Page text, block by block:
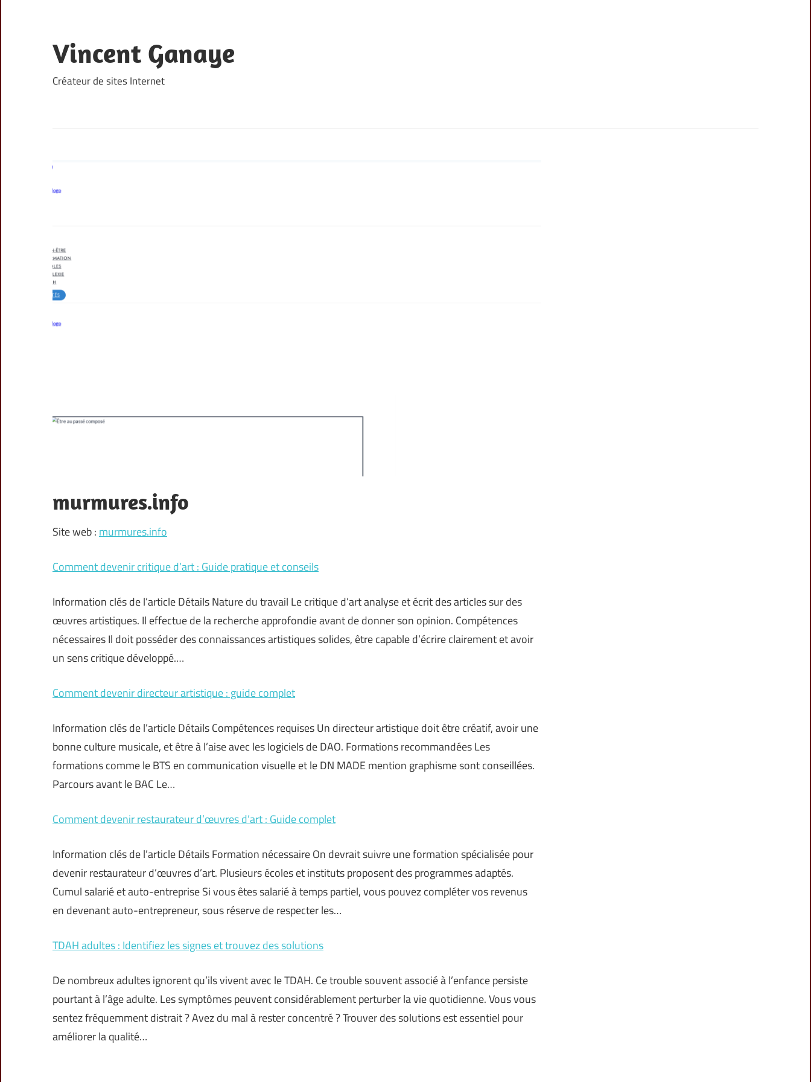
content
Vincent Ganaye
Créateur de sites Internet
murmures.info
Site web : murmures.info
Comment devenir critique d’art : Guide pratique et conseils
Information clés de l’article Détails Nature du travail Le critique d’art analyse et écrit des articles sur des
œuvres artistiques. Il effectue de la recherche approfondie avant de donner son opinion. Compétences
nécessaires Il doit posséder des connaissances artistiques solides, être capable d’écrire clairement et avoir
un sens critique développé.…
Comment devenir directeur artistique : guide complet
Information clés de l’article Détails Compétences requises Un directeur artistique doit être créatif, avoir une
bonne culture musicale, et être à l’aise avec les logiciels de DAO. Formations recommandées Les
formations comme le BTS en communication visuelle et le DN MADE mention graphisme sont conseillées.
Parcours avant le BAC Le…
Comment devenir restaurateur d’œuvres d’art : Guide complet
Information clés de l’article Détails Formation nécessaire On devrait suivre une formation spécialisée pour
devenir restaurateur d’œuvres d’art. Plusieurs écoles et instituts proposent des programmes adaptés.
Cumul salarié et auto-entreprise Si vous êtes salarié à temps partiel, vous pouvez compléter vos revenus
en devenant auto-entrepreneur, sous réserve de respecter les…
TDAH adultes : Identifiez les signes et trouvez des solutions
De nombreux adultes ignorent qu’ils vivent avec le TDAH. Ce trouble souvent associé à l’enfance persiste
pourtant à l’âge adulte. Les symptômes peuvent considérablement perturber la vie quotidienne. Vous vous
sentez fréquemment distrait ? Avez du mal à rester concentré ? Trouver des solutions est essentiel pour
améliorer la qualité…